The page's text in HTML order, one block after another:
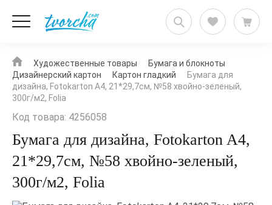
Художественные товары
Бумага и блокноты
Дизайнерский картон
Картон гладкий
Бумага для
дизайна, Fotokarton A4, 21*29,7см, №58 хвойно-зеленый,
300г/м2, Folia
Код товара: 4256058
Бумага для дизайна, Fotokarton A4,
21*29,7см, №58 хвойно-зеленый,
300г/м2, Folia